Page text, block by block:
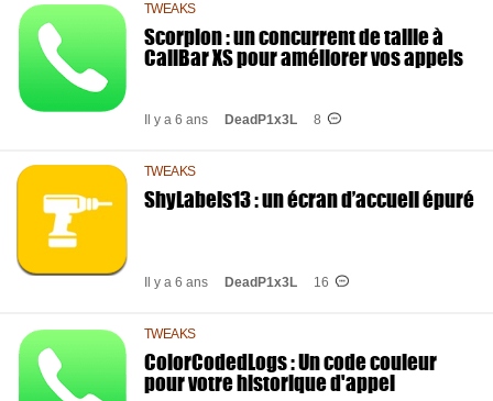
TWEAKS
Scorpion : un concurrent de taille à
CallBar XS pour améliorer vos appels
Il y a 6 ans DeadP1x3L 8
TWEAKS
ShyLabels13 : un écran d’accueil épuré
Il y a 6 ans DeadP1x3L 16
TWEAKS
ColorCodedLogs : Un code couleur
pour votre historique d'appel